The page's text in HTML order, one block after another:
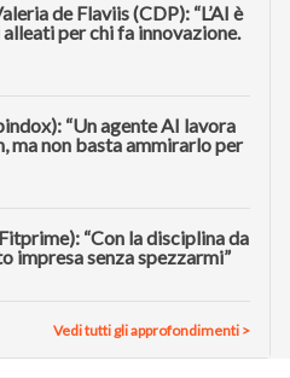
de Flaviis (CDP): “L’AI è
per chi fa innovazione.
“Un agente AI lavora
ma non basta ammirarlo per
“Con la disciplina da
impresa senza spezzarmi”
Vedi tutti gli approfondimenti >